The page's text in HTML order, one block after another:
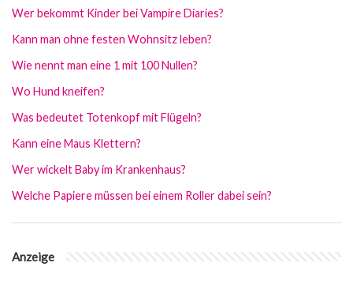
Wer bekommt Kinder bei Vampire Diaries?
Kann man ohne festen Wohnsitz leben?
Wie nennt man eine 1 mit 100 Nullen?
Wo Hund kneifen?
Was bedeutet Totenkopf mit Flügeln?
Kann eine Maus Klettern?
Wer wickelt Baby im Krankenhaus?
Welche Papiere müssen bei einem Roller dabei sein?
Anzeige